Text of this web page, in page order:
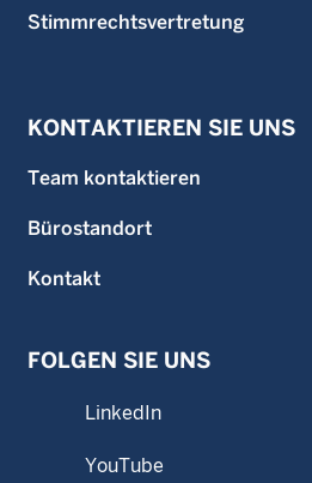
Stimmrechtsvertretung
KONTAKTIEREN SIE UNS
Team kontaktieren
Bürostandort
Kontakt
FOLGEN SIE UNS
LinkedIn
YouTube